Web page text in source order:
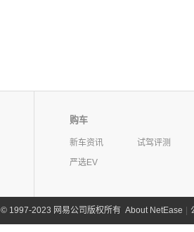
购车
新车资讯
试驾评测
严选EV
©1997-2023 网易公司版权所有 About NetEase